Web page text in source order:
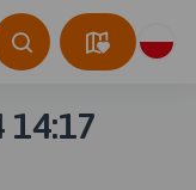
14:17